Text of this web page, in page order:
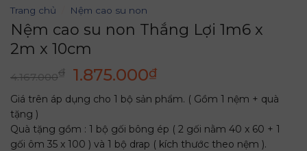
Trang chủ Nệm cao su non
Nệm cao su non Thắng Lợi 1m6 x
2m x 10cm
4.167.000₫
Giá
gốc
là:
4.167.000₫.
1.875.000₫Giá
hiện
tại
là:
1.875.000₫.
Giá trên áp dụng cho 1 bộ sản phẩm. ( Gồm 1 nệm + quà
tặng )
Quà tặng gồm : 1 bộ gối bông ép ( 2 gối nằm 40 x 60 + 1
gối ôm 35 x 100 ) và 1 bộ drap ( kích thước theo nệm ).